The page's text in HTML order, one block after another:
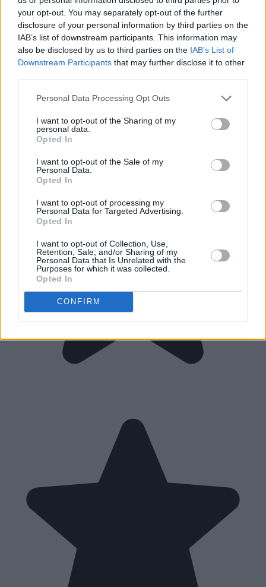
your opt-out. You may separately opt-out of the further
disclosure of your personal information by third parties on the
IAB’s list of downstream participants. This information may
also be disclosed by us to third parties on the IAB’s List of
Downstream Participants that may further disclose it to other
Personal Data Processing Opt Outs
I want to opt-out of the Sharing of my
personal data.
Opted In
I want to opt-out of the Sale of my
Personal Data.
Opted In
I want to opt-out of processing my
Personal Data for Targeted Advertising.
Opted In
I want to opt-out of Collection, Use,
Retention, Sale, and/or Sharing of my
Personal Data that Is Unrelated with the
Purposes for which it was collected.
Opted In
CONFIRM